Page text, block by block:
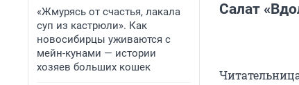
«Жмурясь от счастья, лакала
суп из кастрюли». Как
новосибирцы уживаются с
мейн-кунами — истории
хозяев больших кошек
Салат